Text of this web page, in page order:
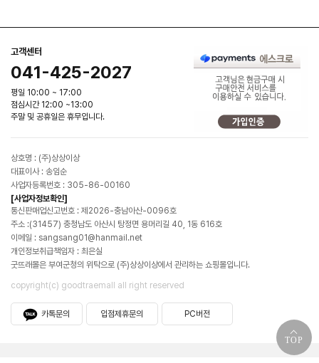
고객센터
041-425-2027
평일 10:00 ~ 17:00
점심시간 12:00 ~13:00
주말 및 공휴일은 휴무입니다.
상호명 : (주)상상이상
대표이사 : 송임순
사업자등록번호 : 305-86-00160
[사업자정보확인]
통신판매업신고번호 : 제2026-충남아산-0096호
주소 :(31457) 충청남도 아산시 탕정면 용머리길 40, 1동 616호
이메일 : sangsang01@hanmail.net
개인정보취급책임자 : 최은실
굿뜨래몰은 부여군청의 위탁으로 (주)상상이상에서 관리하는 쇼핑몰입니다.
copyright(c) goodtraemall all right reserved
카톡문의 입점제휴문의 PC버전
TOP